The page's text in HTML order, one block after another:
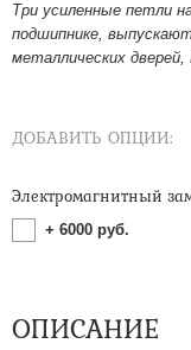
Три усиленные петли
подшипнике,
металлических дверей,
ДОБАВИТЬ ОПЦИИ:
Электромагнитный
+ 6000 руб.
ОПИСАНИЕ